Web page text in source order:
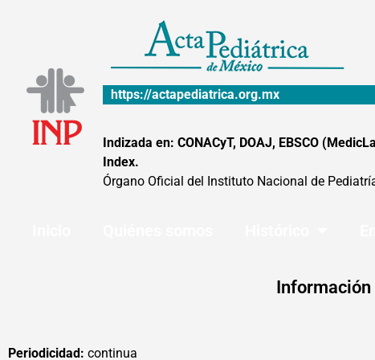
https://actapediatrica.org.mx
Indizada en: CONACyT, DOAJ, EBSCO
Index.
Órgano Oficial del Instituto Nacional de
Información
Periodicidad: continua